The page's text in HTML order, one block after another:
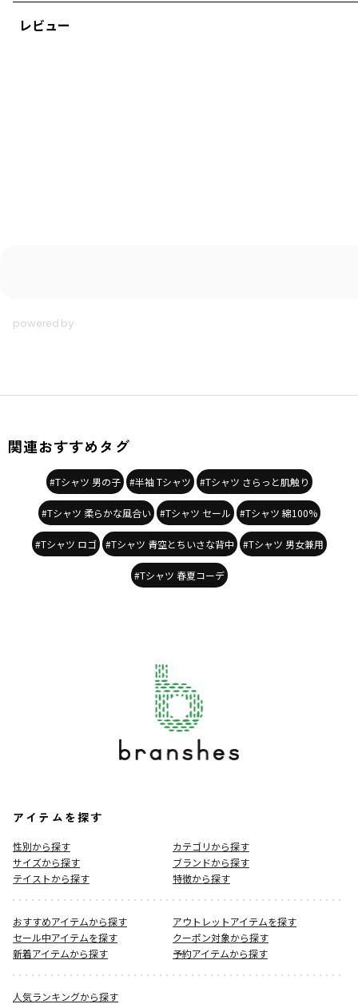
レビュー
関連おすすめタグ
#Tシャツ 男の子 #半袖 Tシャツ #Tシャツ さらっと肌触り
#Tシャツ 柔らかな風合い #Tシャツ セール #Tシャツ 綿100%
#Tシャツ ロゴ #Tシャツ 青空とちいさな背中 #Tシャツ 男女兼用
#Tシャツ 春夏コーデ
アイテムを探す
性別から探す
カテゴリから探す
サイズから探す
ブランドから探す
テイストから探す
特徴から探す
おすすめアイテムから探す
アウトレットアイテムを探す
セール中アイテムを探す
クーポン対象から探す
新着アイテムから探す
予約アイテムから探す
人気ランキングから探す